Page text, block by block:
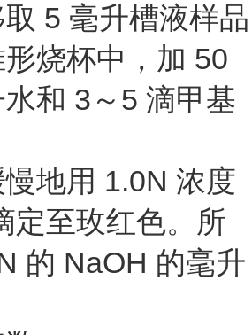
5 毫升槽液样品
烧杯中，加 50
和 3～5 滴甲基
地用 1.0N 浓度
定至玫红色。所
的 NaOH 的毫升